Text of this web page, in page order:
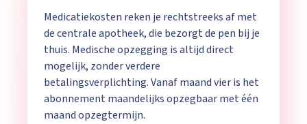
Medicatiekosten reken je rechtstreeks af met
de centrale apotheek, die bezorgt de pen bij je
thuis. Medische opzegging is altijd direct
mogelijk, zonder verdere
betalingsverplichting. Vanaf maand vier is het
abonnement maandelijks opzegbaar met één
maand opzegtermijn.